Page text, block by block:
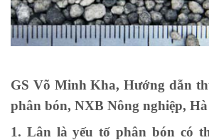
GS Võ Minh Kha, Hướng dẫn
phân bón, NXB Nông nghiệp,
1. Lân là yếu tố phân bón có